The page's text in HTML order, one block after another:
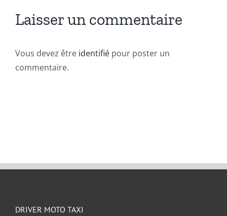
Laisser un commentaire
Vous devez être identifié pour poster un
commentaire.
DRIVER MOTO TAXI